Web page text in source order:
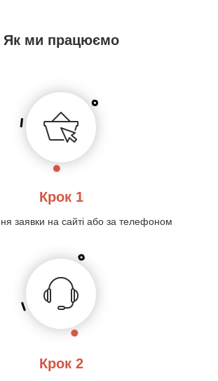
Як ми працюємо
Крок 1
заявки на сайті або за телефоном
Крок 2